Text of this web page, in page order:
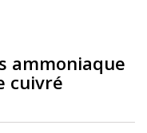
ammoniaque
cuivré